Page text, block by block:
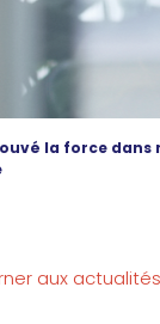
la force dans
aux actualités